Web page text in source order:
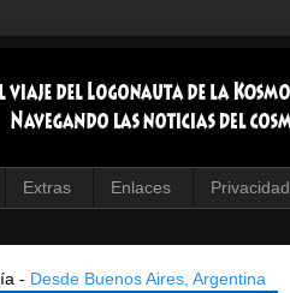
Extras Enlaces Privacidad
- Desde Buenos Aires, Argentina